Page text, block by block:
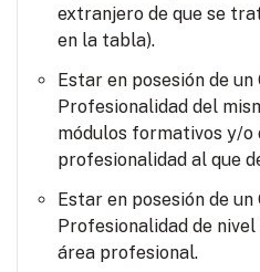
extranjero de que se
en la tabla).
Estar en posesión de
Profesionalidad del
módulos formativos y/
profesionalidad al que
Estar en posesión de
Profesionalidad de
área profesional.